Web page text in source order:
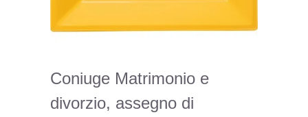
Coniuge Matrimonio e
divorzio, assegno di